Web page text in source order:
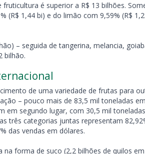
é superior a R$ 13 bilhões.
(R$ 1,44 bi) e do limão com 9,59% (R$
– seguida de tangerina, melancia,
bilhão.
de uma variedade de frutas para
– pouco mais de 83,5 mil toneladas
em segundo lugar, com 30,5 mil
três categorias juntas representam
das vendas em dólares.
forma de suco (2,2 bilhões de quilos em